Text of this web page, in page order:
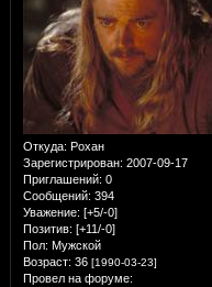
Откуда: Рохан
Зарегистрирован: 2007-09-17
Приглашений: 0
Сообщений: 394
Уважение: [+5/-0]
Позитив: [+11/-0]
Пол: Мужской
Возраст: 36 [1990-03-23]
Провел на форуме: